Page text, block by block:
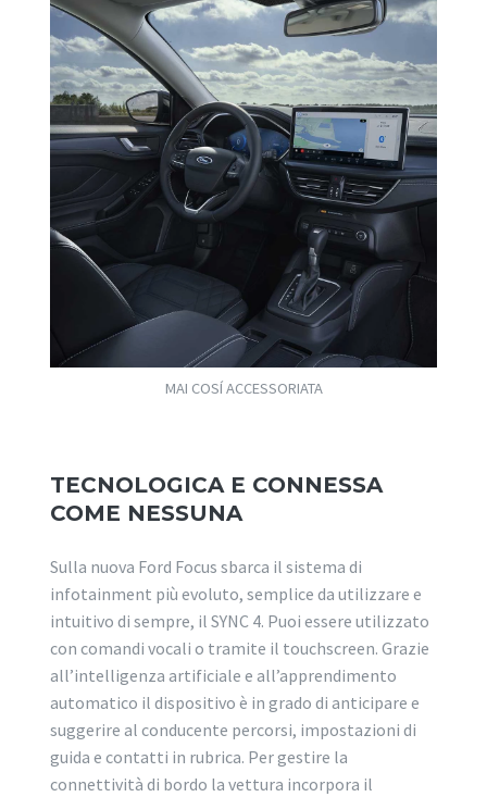
MAI COSÍ ACCESSORIATA
TECNOLOGICA E CONNESSA
COME NESSUNA
Sulla nuova Ford Focus sbarca il sistema di
infotainment più evoluto, semplice da utilizzare e
intuitivo di sempre, il SYNC 4. Puoi essere utilizzato
con comandi vocali o tramite il touchscreen. Grazie
all’intelligenza artificiale e all’apprendimento
automatico il dispositivo è in grado di anticipare e
suggerire al conducente percorsi, impostazioni di
guida e contatti in rubrica. Per gestire la
connettività di bordo la vettura incorpora il